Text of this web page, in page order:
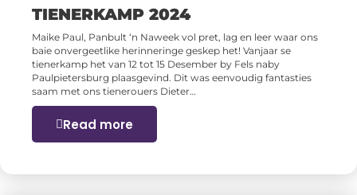
TIENERKAMP 2024
Maike Paul, Panbult ‘n Naweek vol pret, lag en leer waar ons
baie onvergeetlike herinneringe geskep het! Vanjaar se
tienerkamp het van 12 tot 15 Desember by Fels naby
Paulpietersburg plaasgevind. Dit was eenvoudig fantasties
saam met ons tienerouers Dieter…
Read more